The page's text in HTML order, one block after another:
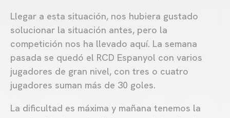
Llegar a esta situación, nos hubiera gustado
solucionar la situación antes, pero la
competición nos ha llevado aquí. La semana
pasada se quedó el RCD Espanyol con varios
jugadores de gran nivel, con tres o cuatro
jugadores suman más de 30 goles.
La dificultad es máxima y mañana tenemos la